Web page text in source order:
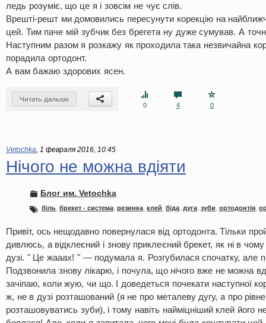
ледь розуміє, що це я і зовсім не чує слів.
Врешті-решт ми домовились пересунути корекцію на
цей. Тим паче мій зубчик без брегета ну дуже сумував. А
Наступним разом я розкажу як проходила така незвичайна
порадила ортодонт.
А вам бажаю здорових ясен.
Читать дальше
0
4 0
Vetochka, 1 февраля 2016, 10:45
Нічого не можна вдіяти
Блог им. Vetochka
біль брекет - система резинка клей біда дуга зуби ортодонтія
Привіт, ось нещодавно повернулася від ортодонта. Тільки
дивлюсь, а відклеєний і знову приклеєний брекет, як ні в
дузі. " Це жааах! " — подумала я. Розгубилася спочатку, але
Подзвонила знову лікарю, і почула, що нічого вже не можна
зачіпаю, коли жую, чи що. І доведеться почекати наступної
ж, не в дузі розташований (я не про металеву дугу, а про
розташовуватись зуби), і тому навіть найміцніший клей його